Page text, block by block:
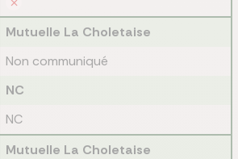
Mutuelle La Choletaise
Non communiqué
NC
NC
Mutuelle La Choletaise